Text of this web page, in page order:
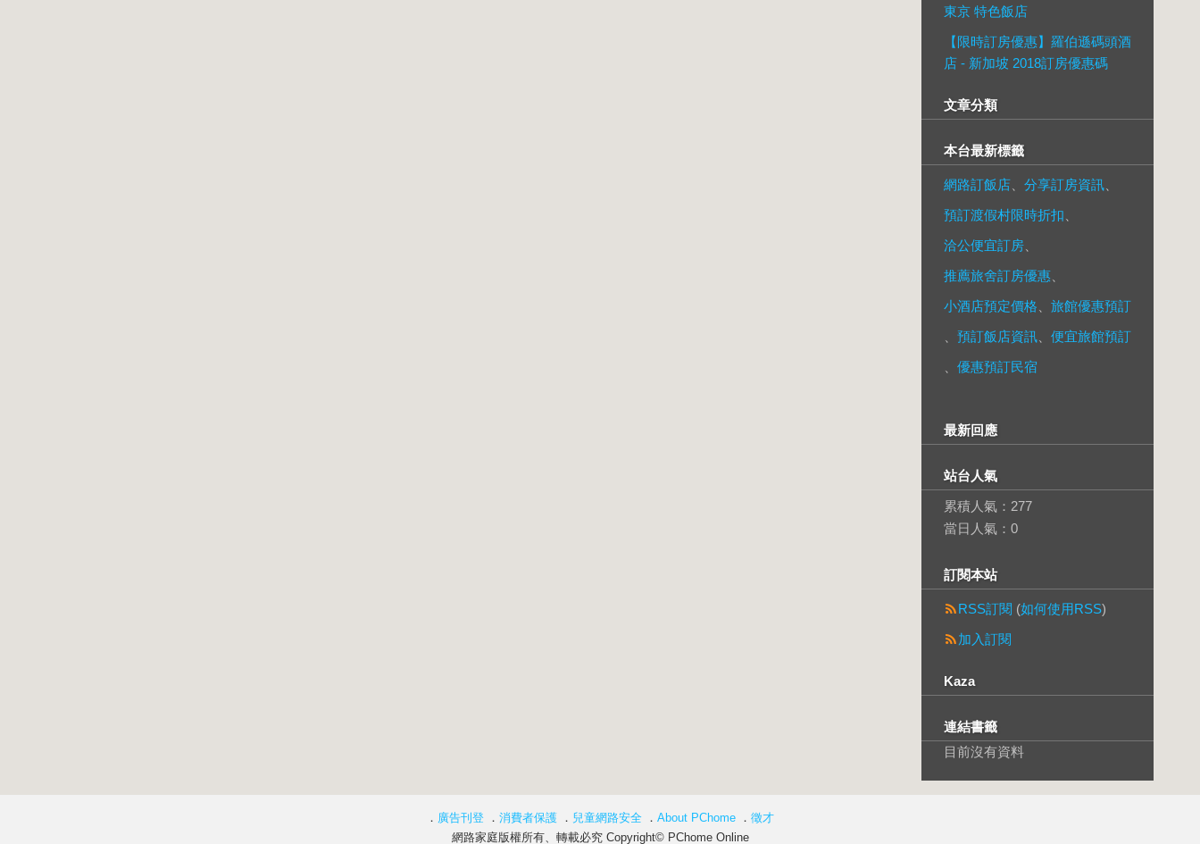
東京 特色飯店
【限時訂房優惠】羅伯遜碼頭酒
店 - 新加坡 2018訂房優惠碼
文章分類
本台最新標籤
網路訂飯店 分享訂房資訊
預訂渡假村限時折扣
洽公便宜訂房
推薦旅舍訂房優惠
小酒店預定價格
旅館優惠預訂
預訂飯店資訊
便宜旅館預訂
優惠預訂民宿
最新回應
站台人氣
累積人氣： 277
當日人氣： 0
訂閱本站
RSS訂閱 (如何使用RSS)
加入訂閱
Kaza
連結書籤
目前沒有資料
． 廣告刊登 ． 消費者保護 ． 兒童網路安全 ． About PChome ． 徵才
網路家庭版權所有、轉載必究 Copyright© PChome Online